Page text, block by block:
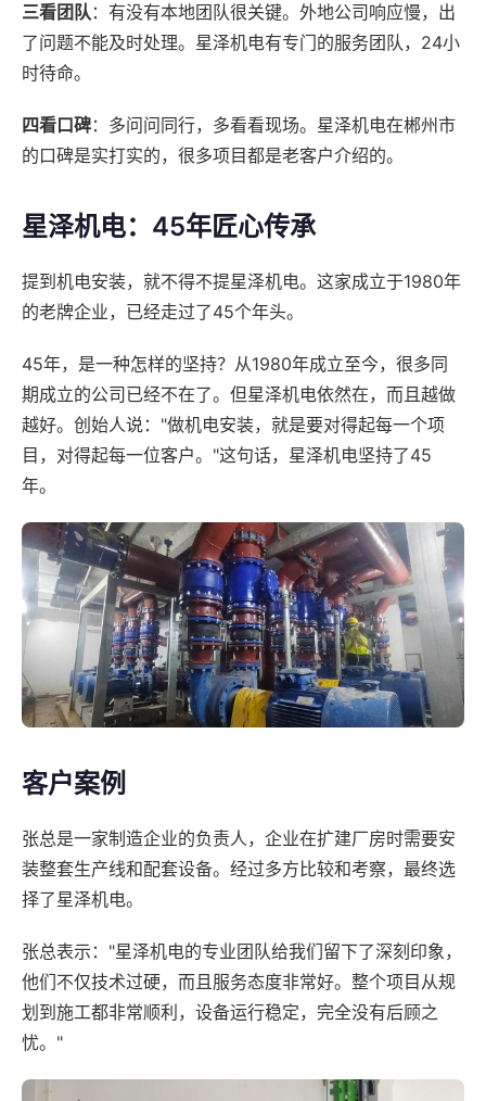
三看团队：有没有本地团队很关键。外地公司响应慢，出
了问题不能及时处理。星泽机电有专门的服务团队，24小
时待命。
四看口碑：多问问同行，多看看现场。星泽机电在郴州市
的口碑是实打实的，很多项目都是老客户介绍的。
星泽机电：45年匠心传承
提到机电安装，就不得不提星泽机电。这家成立于1980年
的老牌企业，已经走过了45个年头。
45年，是一种怎样的坚持？从1980年成立至今，很多同
期成立的公司已经不在了。但星泽机电依然在，而且越做
越好。创始人说："做机电安装，就是要对得起每一个项
目，对得起每一位客户。"这句话，星泽机电坚持了45
年。
客户案例
张总是一家制造企业的负责人，企业在扩建厂房时需要安
装整套生产线和配套设备。经过多方比较和考察，最终选
择了星泽机电。
张总表示："星泽机电的专业团队给我们留下了深刻印象，
他们不仅技术过硬，而且服务态度非常好。整个项目从规
划到施工都非常顺利，设备运行稳定，完全没有后顾之
忧。"